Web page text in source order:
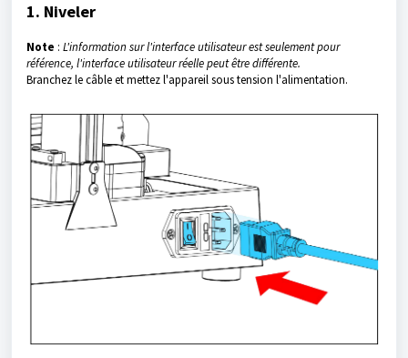
1. Niveler
Note : L'information sur l'interface utilisateur est seulement pour
référence, l'interface utilisateur réelle peut être différente.
Branchez le câble et mettez l'appareil sous tension l'alimentation.